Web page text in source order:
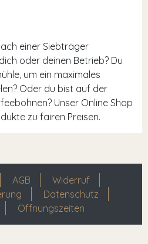
einer Siebträger
oder deinen Betrieb? Du
um ein maximales
Oder du bist auf der
Unser Online Shop
zu fairen Preisen.
AGB
Widerruf
Datenschutz
Öffnungszeiten